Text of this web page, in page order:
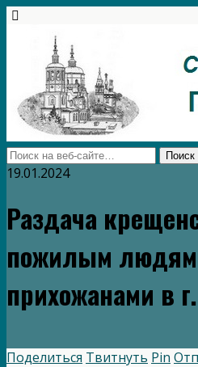
19.01.2024
Раздача
пожилым
прихожанами в
Поделиться Твитнуть Pin